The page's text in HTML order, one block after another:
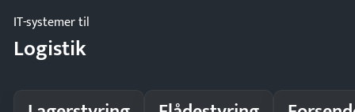
IT-systemer til
Logistik